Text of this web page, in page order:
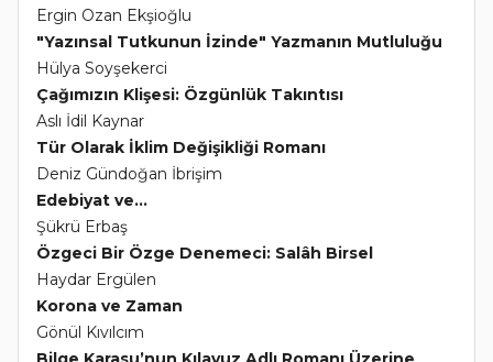
Ergin Ozan Ekşioğlu
"Yazınsal Tutkunun İzinde" Yazmanın Mutluluğu
Hülya Soyşekerci
Çağımızın Klişesi: Özgünlük Takıntısı
Aslı İdil Kaynar
Tür Olarak İklim Değişikliği Romanı
Deniz Gündoğan İbrişim
Edebiyat ve...
Şükrü Erbaş
Özgeci Bir Özge Denemeci: Salâh Birsel
Haydar Ergülen
Korona ve Zaman
Gönül Kıvılcım